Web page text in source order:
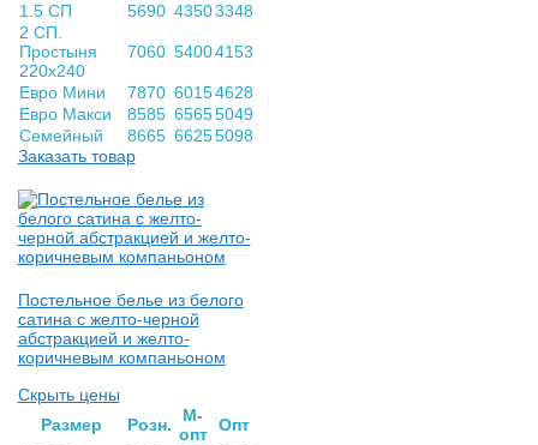
1.5 СП
5690 43503348
2 СП.
Простыня
220х240
7060 54004153
Евро Мини 7870 60154628
Евро Макси
8585 65655049
Семейный
8665 66255098
Заказать товар
Постельное белье из белого
сатина с желто-черной
абстракцией и желто-
коричневым компаньоном
Скрыть цены
Раз­мер
Розн.
М-
опт Опт